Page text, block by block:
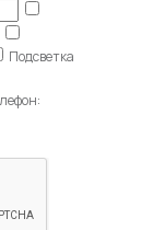
Подсветка